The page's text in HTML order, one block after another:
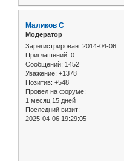
Маликов С
Модератор
Зарегистрирован: 2014-04-06
Приглашений: 0
Сообщений: 1452
Уважение: +1378
Позитив: +548
Провел на форуме:
1 месяц 15 дней
Последний визит:
2025-04-06 19:29:05